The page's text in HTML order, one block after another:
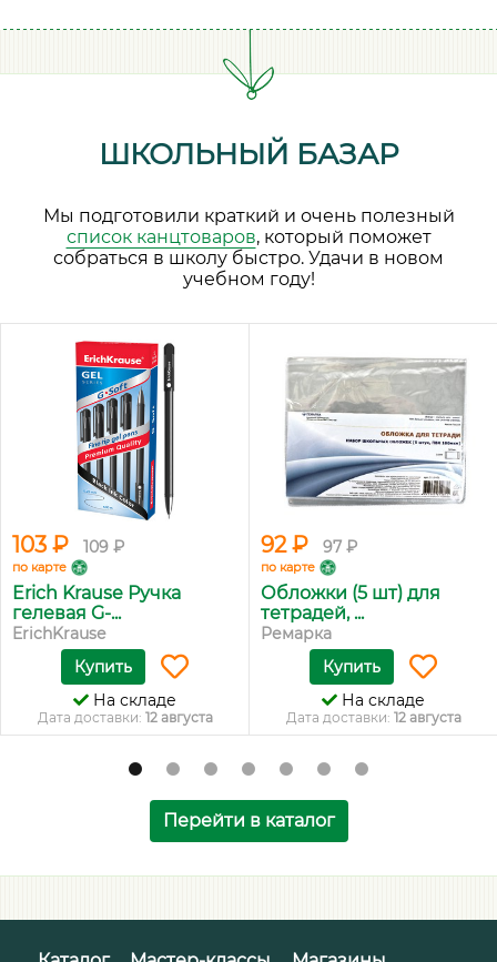
ШКОЛЬНЫЙ БАЗАР
Мы подготовили краткий и очень полезный
список канцтоваров, который поможет
собраться в школу быстро. Удачи в новом
учебном году!
103 ₽ 109 ₽
по карте
Erich Krause Ручка
гелевая G-...
ErichKrause
Купить
На складе
Дата доставки: 12 августа
92 ₽ 97 ₽
по карте
Обложки (5 шт) для
тетрадей, ...
Ремарка
Купить
На складе
Дата доставки: 12 августа
Перейти в каталог